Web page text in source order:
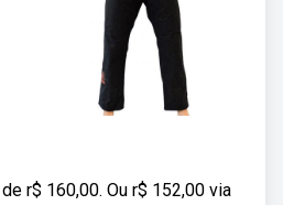
r$ 160,00. Ou r$ 152,00 via